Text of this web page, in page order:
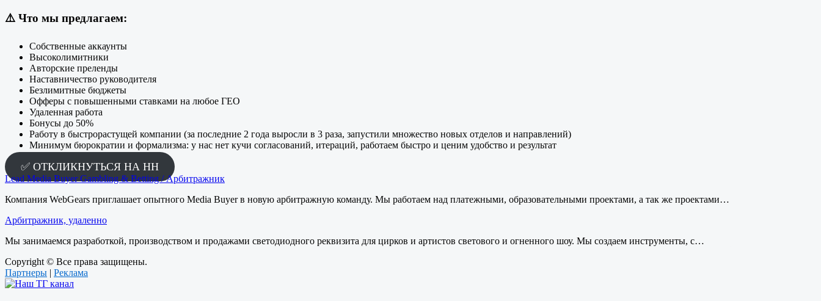
⚠️ Что мы предлагаем:
Собственные аккаунты
Высоколимитники
Авторские преленды
Наставничество руководителя
Безлимитные бюджеты
Офферы с повышенными ставками на любое ГЕО
Удаленная работа
Бонусы до 50%
Работу в быстрорастущей компании (за последние 2 года выросли в 3 раза, запустили множество новых отделов и направлений)
Минимум бюрократии и формализма: у нас нет кучи согласований, итераций, работаем быстро и ценим удобство и результат
✅ ОТКЛИКНУТЬСЯ НА HH
Lead Media Buyer Gambling & Betting / Арбитражник
Компания WebGears приглашает опытного Media Buyer в новую арбитражную команду. Мы работаем над платежными, образовательными проектами, а так же проектами…
Арбитражник, удаленно
Мы занимаемся разработкой, производством и продажами светодиодного реквизита для цирков и артистов светового и огненного шоу. Мы создаем инструменты, с…
Copyright © Все права защищены.
Партнеры | Реклама